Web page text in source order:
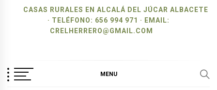
CASAS RURALES EN ALCALÁ DEL JÚCAR ALBACETE
· TELÉFONO: 656 994 971 · EMAIL:
CRELHERRERO@GMAIL.COM
MENU